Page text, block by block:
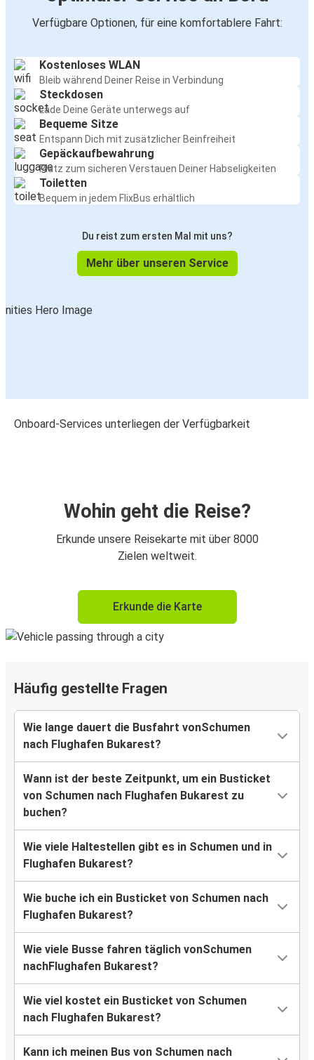
Verfügbare Optionen, für eine komfortablere Fahrt:
Kostenloses WLAN
Bleib während Deiner Reise in Verbindung
Steckdosen
Lade Deine Geräte unterwegs auf
Bequeme Sitze
Entspann Dich mit zusätzlicher Beinfreiheit
Gepäckaufbewahrung
Platz zum sicheren Verstauen Deiner Habseligkeiten
Toiletten
Bequem in jedem FlixBus erhältlich
Du reist zum ersten Mal mit uns?
Mehr über unseren Service
Onboard-Services unterliegen der Verfügbarkeit
Wohin geht die Reise?
Erkunde unsere Reisekarte mit über 8000
Zielen weltweit.
Erkunde die Karte
Häufig gestellte Fragen
Wie lange dauert die Busfahrt vonSchumen
nach Flughafen Bukarest?
Wann ist der beste Zeitpunkt, um ein Busticket
von Schumen nach Flughafen Bukarest zu
buchen?
Wie viele Haltestellen gibt es in Schumen und in
Flughafen Bukarest?
Wie buche ich ein Busticket von Schumen nach
Flughafen Bukarest?
Wie viele Busse fahren täglich vonSchumen
nachFlughafen Bukarest?
Wie viel kostet ein Busticket von Schumen
nach Flughafen Bukarest?
Kann ich meinen Bus von Schumen nach